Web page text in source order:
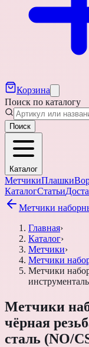
Корзина
Поиск по каталогу
Поиск
Каталог
МетчикиПлашки
КаталогСтатьи
Метчики
Главная›
Каталог›
Метчики›
Метчики
Метчики
Метчики
чёрная
сталь (NO/